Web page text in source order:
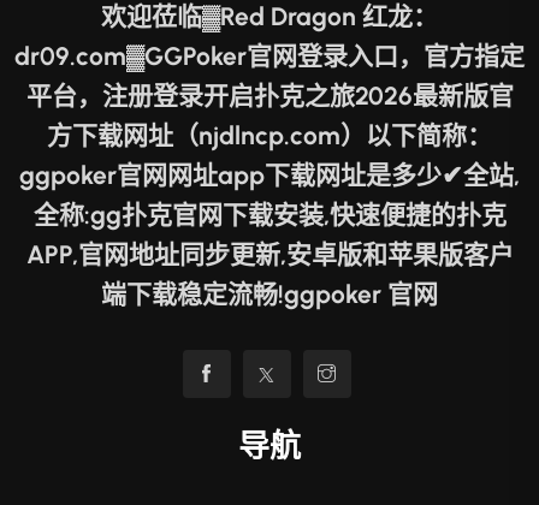
欢迎莅临▓Red Dragon 红龙：
dr09.com▓GGPoker官网登录入口，官方指定
平台，注册登录开启扑克之旅2026最新版官
方下载网址（njdlncp.com）以下简称：
ggpoker官网网址app下载网址是多少✔全站,
全称:gg扑克官网下载安装,快速便捷的扑克
APP,官网地址同步更新,安卓版和苹果版客户
端下载稳定流畅!ggpoker 官网
导航